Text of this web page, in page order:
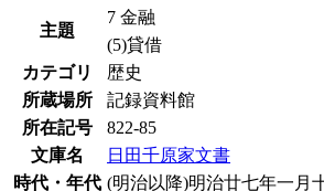
主題
7 金融
(5)貸借
カテゴリ
歴史
所蔵場所
記録資料館
所在記号
822-85
文庫名
日田千原家文書
時代・年代 (明治以降)明治廿七年一月